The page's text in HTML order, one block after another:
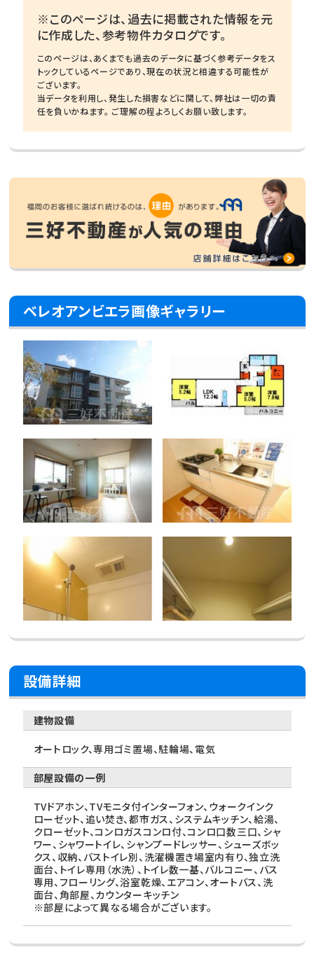
※このページは、過去に掲載された情報を元
に作成した、参考物件カタログです。
このページは、あくまでも過去のデータに基づく参考データをス
トックしているページであり、現在の状況と相違する可能性が
ございます。
当データを利用し、発生した損害などに関して、弊社は一切の責
任を負いかねます。 ご理解の程よろしくお願い致します。
ベレオアンビエラ画像ギャラリー
設備詳細
建物設備
オートロック、専用ゴミ置場、駐輪場、電気
部屋設備の一例
TVドアホン、TVモニタ付インターフォン、ウォークインク
ローゼット、追い焚き、都市ガス、システムキッチン、給湯、
クローゼット、コンロガスコンロ付、コンロ口数三口、シャ
ワー、シャワートイレ、シャンプードレッサー、シューズボッ
クス、収納、バストイレ別、洗濯機置き場室内有り、独立洗
面台、トイレ専用（水洗）、トイレ数一基、バルコニー、バス
専用、フローリング、浴室乾燥、エアコン、オートバス、洗
面台、角部屋、カウンターキッチン
※部屋によって異なる場合がございます。